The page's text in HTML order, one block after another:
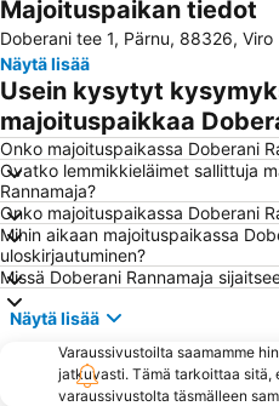
Majoituspaikan tiedot
Doberani tee 1, Pärnu, 88326, Viro
Näytä lisää
Usein kysytyt
majoituspaikkaa
Onko majoituspaikassa Doberani
Ovatko lemmikkieläimet sallittuja
Rannamaja?
Onko majoituspaikassa Doberani
Mihin aikaan majoituspaikassa
uloskirjautuminen?
Missä Doberani Rannamaja
Näytä lisää
Varaussivustoilta saamamme
jatkuvasti. Tämä tarkoittaa sitä,
varaussivustolta täsmälleen